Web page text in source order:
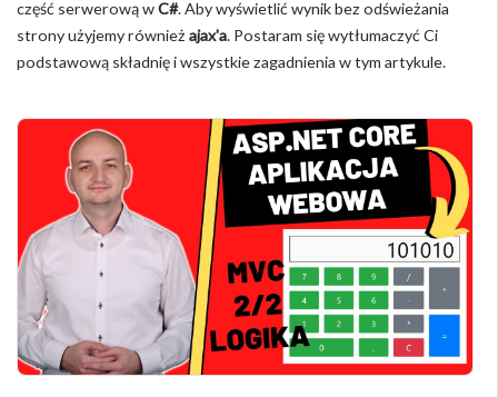
część serwerową wC#. Aby wyświetlić wynik bez odświeżania
strony użyjemy również ajax'a. Postaram się wytłumaczyć Ci
podstawową składnię i wszystkie zagadnienia w tym artykule.